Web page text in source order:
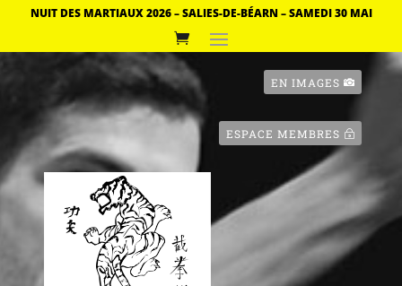
NUIT DES MARTIAUX 2026 – SALIES-DE-BÉARN – SAMEDI 30 MAI
EN IMAGES
ESPACE MEMBRES